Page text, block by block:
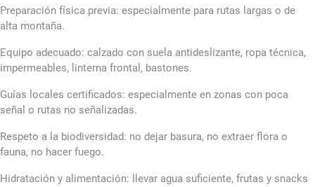
Preparación física previa: especialmente para rutas largas o de
alta montaña.
Equipo adecuado: calzado con suela antideslizante, ropa técnica,
impermeables, linterna frontal, bastones.
Guías locales certificados: especialmente en zonas con poca
señal o rutas no señalizadas.
Respeto a la biodiversidad: no dejar basura, no extraer flora o
fauna, no hacer fuego.
Hidratación y alimentación: llevar agua suficiente, frutas y snacks